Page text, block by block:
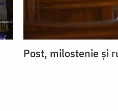
Post, milostenie și